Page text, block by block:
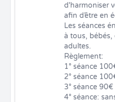
d'harmoniser
afin d’être en
Les séances
à tous, bébés,
adultes.
Règlement:
1° séance
2° séance
3° séance 90€
4° séance: